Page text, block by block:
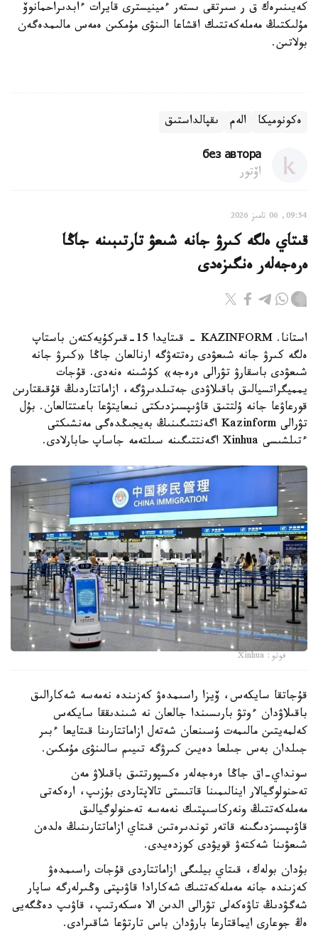
كەيىنىرەك ق ر سىرتقى ىستەر ءمينيسترى قايرات ءابدىراحمانوۆ
مۇلىكتىڭ مەملەكەتتىك اقشاعا الىنۋى مۇمكىن ەمەس مالىمدەگەن
بولاتىن.
ەكونوميكا الەم ىقپالداستىق
без автора
اۆتور
09:54, 06 تامىز 2026
قىتاي ەلگە كىرۋ جانە شىعۋ تارتىبىنە جاڭا
ەرەجەلەر ەنگىزەدى
استانا. KAZINFORM - قىتايدا 15-قىركۇيەكتەن باستاپ
ەلگە كىرۋ جانە شىعۋدى رەتتەۋگە ارنالعان جاڭا «كىرۋ جانە
شىعۋدى باسقارۋ تۋرالى ەرەجە» كۇشىنە ەنەدى. قۇجات
يمميگراتسيالىق باقىلاۋدى جەتىلدىرۋگە، ازاماتتاردىڭ قۇقىقتارىن
قورعاۋعا جانە ۇلتتىق قاۋىپسىزدىكتى نىعايتۋعا باعىتتالعان. بۇل
تۋرالى Kazinform اگەنتتىگىنىڭ بەيجىڭدەگى مەنشىكتى
ءتىلشىسى Xinhua اگەنتتىگىنە سىلتەمە جاساپ حابارلادى.
فوتو: Xinhua
قۇجاتقا سايكەس، ۆيزا راسىمدەۋ كەزىندە نەمەسە شەكارالىق
باقىلاۋدان ءوتۋ بارىسىندا جالعان نە شىندىققا سايكەس
كەلمەيتىن مالىمەت ۇسىنعان شەتەل ازاماتتارىنا قىتايعا ءبىر
جىلدان بەس جىلعا دەيىن كىرۋگە تىيىم سالىنۋى مۇمكىن.
سونداي-اق جاڭا ەرەجەلەر ەكسپورتتىق باقىلاۋ مەن
تەحنولوگيالار اينالىمىنا قاتىستى تالاپتاردى بۇزىپ، ارەكەتى
مەملەكەتتىڭ ونەركاسىپتىك نەمەسە تەحنولوگيالىق
قاۋىپسىزدىگىنە قاتەر توندىرەتىن قىتاي ازاماتتارىنىڭ ەلدەن
شىعۋىنا شەكتەۋ قويۋدى كوزدەيدى.
بۇدان بولەك، قىتاي بيلىگى ازاماتتاردى قۇجات راسىمدەۋ
كەزىندە جانە مەملەكەتتىك شەكارادا قاۋىپتى وڭىرلەرگە ساپار
شەگۋدىڭ تاۋەكەلى تۋرالى الدىن الا ەسكەرتىپ، قاۋىپ دەڭگەيى
ەڭ جوعارى ايماقتارعا بارۋدان باس تارتۋعا شاقىرادى.